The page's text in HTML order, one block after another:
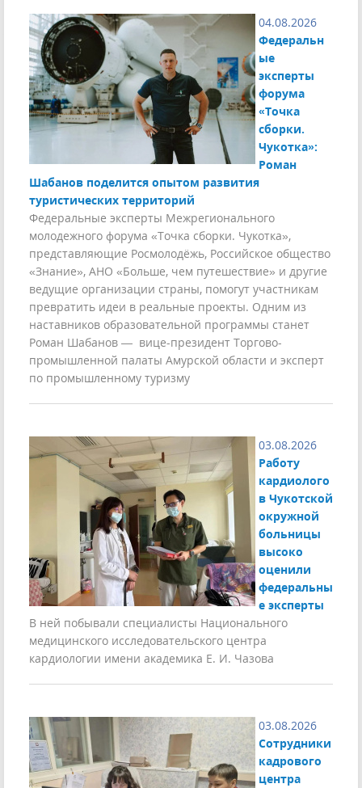
04.08.2026
Федеральн
ые
эксперты
форума
«Точка
сборки.
Чукотка»:
Роман
Шабанов поделится опытом развития
туристических территорий
Федеральные эксперты Межрегионального
молодежного форума «Точка сборки. Чукотка»,
представляющие Росмолодёжь, Российское общество
«Знание», АНО «Больше, чем путешествие» и другие
ведущие организации страны, помогут участникам
превратить идеи в реальные проекты. Одним из
наставников образовательной программы станет
Роман Шабанов — вице-президент Торгово-
промышленной палаты Амурской области и эксперт
по промышленному туризму
03.08.2026
Работу
кардиолого
в Чукотской
окружной
больницы
высоко
оценили
федеральны
е эксперты
В ней побывали специалисты Национального
медицинского исследовательского центра
кардиологии имени академика Е. И. Чазова
03.08.2026
Сотрудники
кадрового
центра